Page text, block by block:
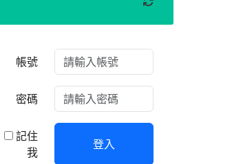
重新取得佈景設定
右邊區域內容
帳號
密碼
記住
我
登入